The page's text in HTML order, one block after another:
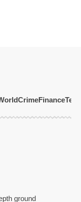
CrimeFinance
ground